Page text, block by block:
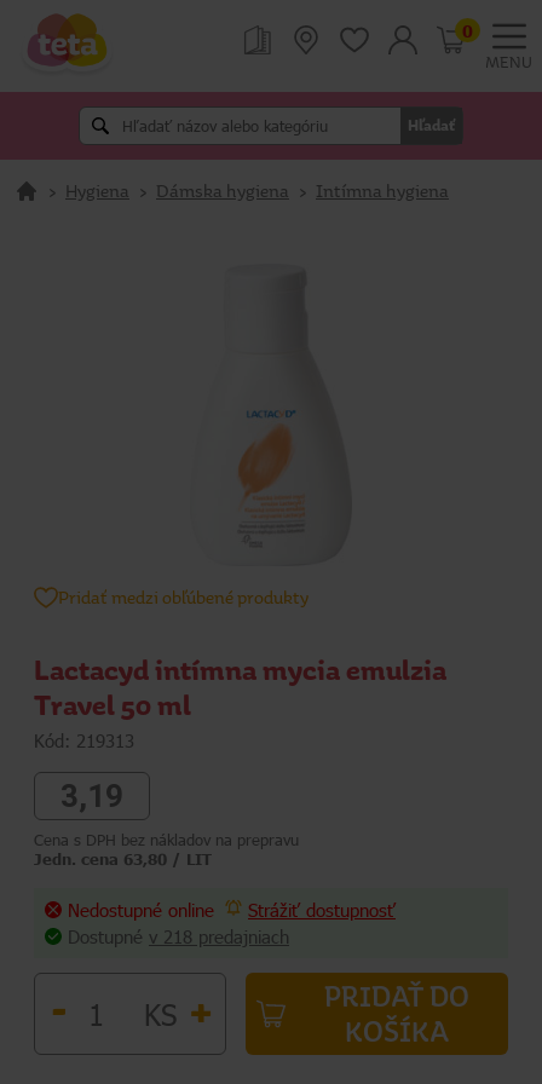
MENU
Hľadať
0
> Hygiena > Dámska hygiena > Intímna hygiena
Pridať medzi obľúbené produkty
Lactacyd intímna mycia emulzia
Travel 50 ml
Kód: 219313
3,19
Cena s DPH bez nákladov na prepravu
Jedn. cena 63,80 / LIT
Nedostupné online
Strážiť dostupnosť
Dostupné v 218 predajniach
- KS +
PRIDAŤ DO
KOŠÍKA